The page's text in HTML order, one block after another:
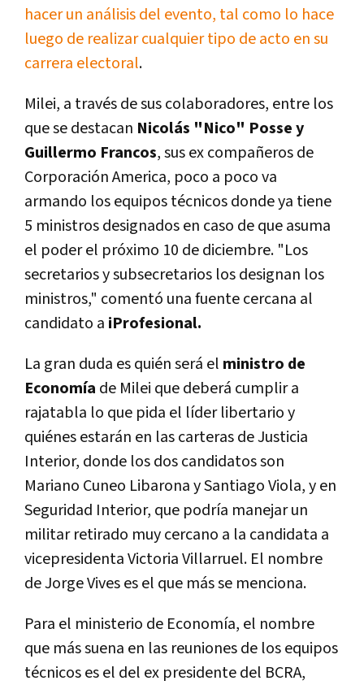
hacer un análisis del evento, tal como lo hace
luego de realizar cualquier tipo de acto en su
carrera electoral.
Milei, a través de sus colaboradores, entre los
que se destacan Nicolás "Nico" Posse y
Guillermo Francos, sus ex compañeros de
Corporación America, poco a poco va
armando los equipos técnicos donde ya tiene
5 ministros designados en caso de que asuma
el poder el próximo 10 de diciembre. "Los
secretarios y subsecretarios los designan los
ministros," comentó una fuente cercana al
candidato a iProfesional.
La gran duda es quién será el ministro de
Economía de Milei que deberá cumplir a
rajatabla lo que pida el líder libertario y
quiénes estarán en las carteras de Justicia
Interior, donde los dos candidatos son
Mariano Cuneo Libarona y Santiago Viola, y en
Seguridad Interior, que podría manejar un
militar retirado muy cercano a la candidata a
vicepresidenta Victoria Villarruel. El nombre
de Jorge Vives es el que más se menciona.
Para el ministerio de Economía, el nombre
que más suena en las reuniones de los equipos
técnicos es el del ex presidente del BCRA,